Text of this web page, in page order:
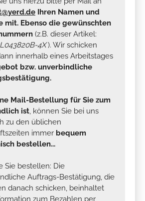
Ihren Namen und
mit. Ebenso die gewünschten
(z.B. dieser Artikel:
4X). Wir schicken
innerhalb eines Arbeitstages
bzw. unverbindliche
Mail-Bestellung für Sie zum
ist, können Sie bei uns
zu den üblichen
immer bequem
bestellen...
Sie bestellen: Die
Auftrags-Bestätigung, die
danach schicken, beinhaltet
zum Bezahlen per